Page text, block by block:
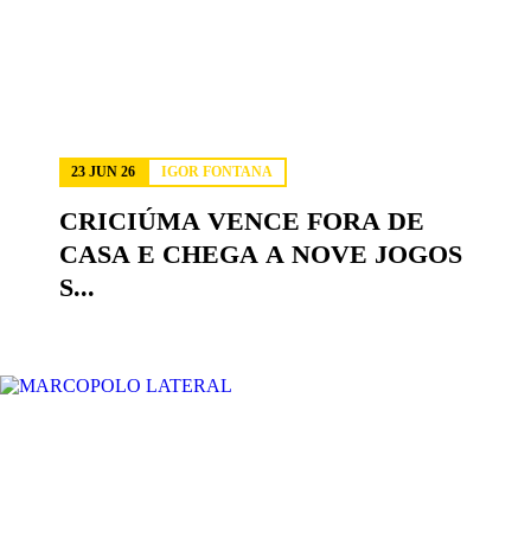
23 JUN 26 IGOR FONTANA
CRICIÚMA VENCE FORA DE
CASA E CHEGA A NOVE JOGOS
S...